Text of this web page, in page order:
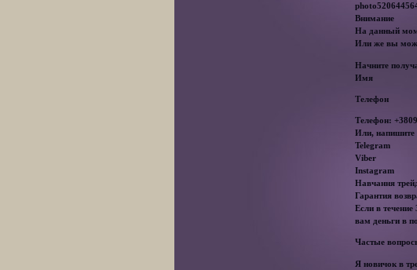
Внимание
На данный
Или же вы
Начните
Имя
Телефон
Телефон:
Или, напишите
Telegram
Viber
Instagram
Навчання
Гарантия
Если в
вам деньги в
Частые
Я новичок в